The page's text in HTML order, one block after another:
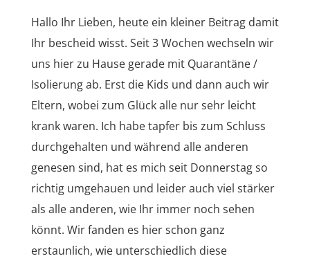
Hallo Ihr Lieben, heute ein kleiner Beitrag damit
Ihr bescheid wisst. Seit 3 Wochen wechseln wir
uns hier zu Hause gerade mit Quarantäne /
Isolierung ab. Erst die Kids und dann auch wir
Eltern, wobei zum Glück alle nur sehr leicht
krank waren. Ich habe tapfer bis zum Schluss
durchgehalten und während alle anderen
genesen sind, hat es mich seit Donnerstag so
richtig umgehauen und leider auch viel stärker
als alle anderen, wie Ihr immer noch sehen
könnt. Wir fanden es hier schon ganz
erstaunlich, wie unterschiedlich diese